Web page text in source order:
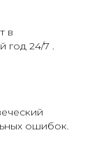
в
24/7 .
ошибок.